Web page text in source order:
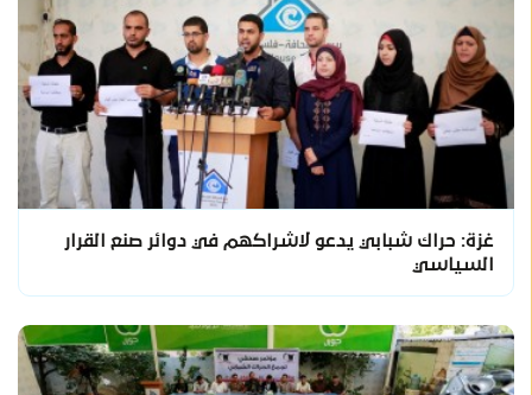
غزة: حراك شبابي يدعو لاشراكهم في دوائر صنع القرار
السياسي